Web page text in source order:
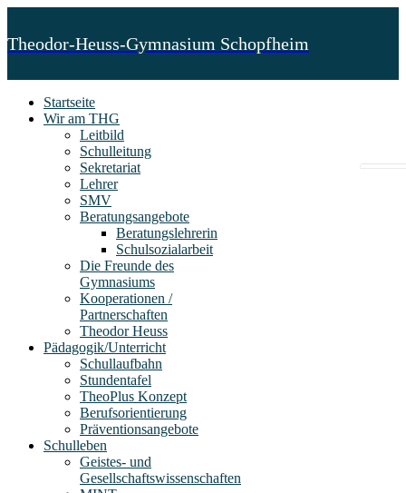
Theodor-Heuss-Gymnasium Schopfheim
Startseite
Wir am THG
Leitbild
Schulleitung
Sekretariat
Lehrer
SMV
Beratungsangebote
Beratungslehrerin
Schulsozialarbeit
Die Freunde des
Gymnasiums
Kooperationen /
Partnerschaften
Theodor Heuss
Pädagogik/Unterricht
Schullaufbahn
Stundentafel
TheoPlus Konzept
Berufsorientierung
Präventionsangebote
Schulleben
Geistes- und
Gesellschaftswissenschaften